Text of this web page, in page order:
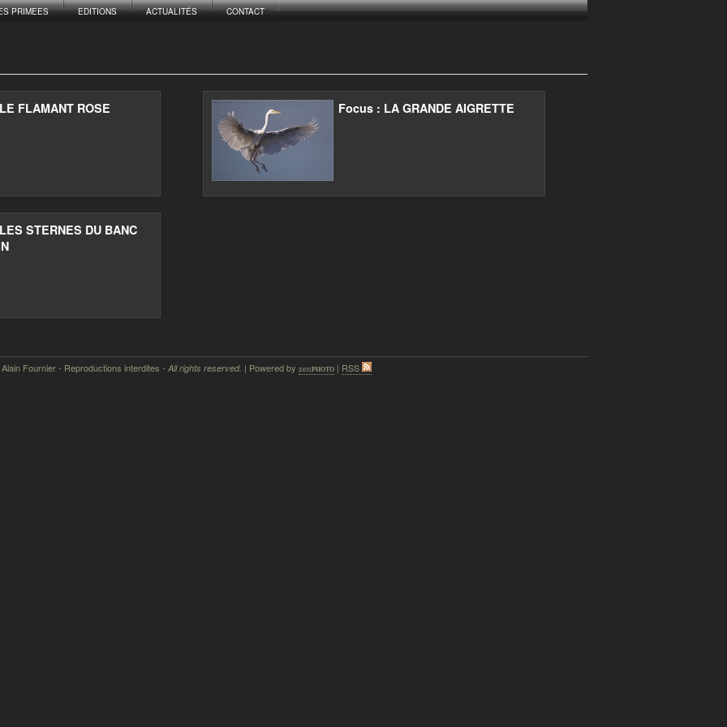
PRIMEES EDITIONS ACTUALITÉS CONTACT
FLAMANT ROSE Focus : LA GRANDE AIGRETTE
STERNES DU BANC
Fournier - Reproductions interdites - All rights reserved. | Powered by zenphoto| RSS